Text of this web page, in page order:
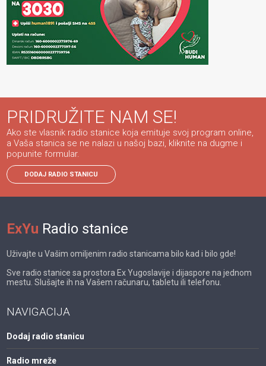
PRIDRUŽITE NAM SE!
Ako ste vlasnik radio stanice koja emituje svoj program online,
a Vaša stanica se ne nalazi u našoj bazi, kliknite na dugme i
popunite formular.
DODAJ RADIO STANICU
ExYu Radio stanice
Uživajte u Vašim omiljenim radio stanicama bilo kad i bilo gde!
Sve radio stanice sa prostora Ex Yugoslavije i dijaspore na jednom
mestu. Slušajte ih na Vašem računaru, tabletu ili telefonu.
NAVIGACIJA
Dodaj radio stanicu
Radio mreže